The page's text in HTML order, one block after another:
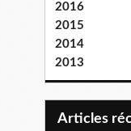
2016
2015
2014
2013
articles